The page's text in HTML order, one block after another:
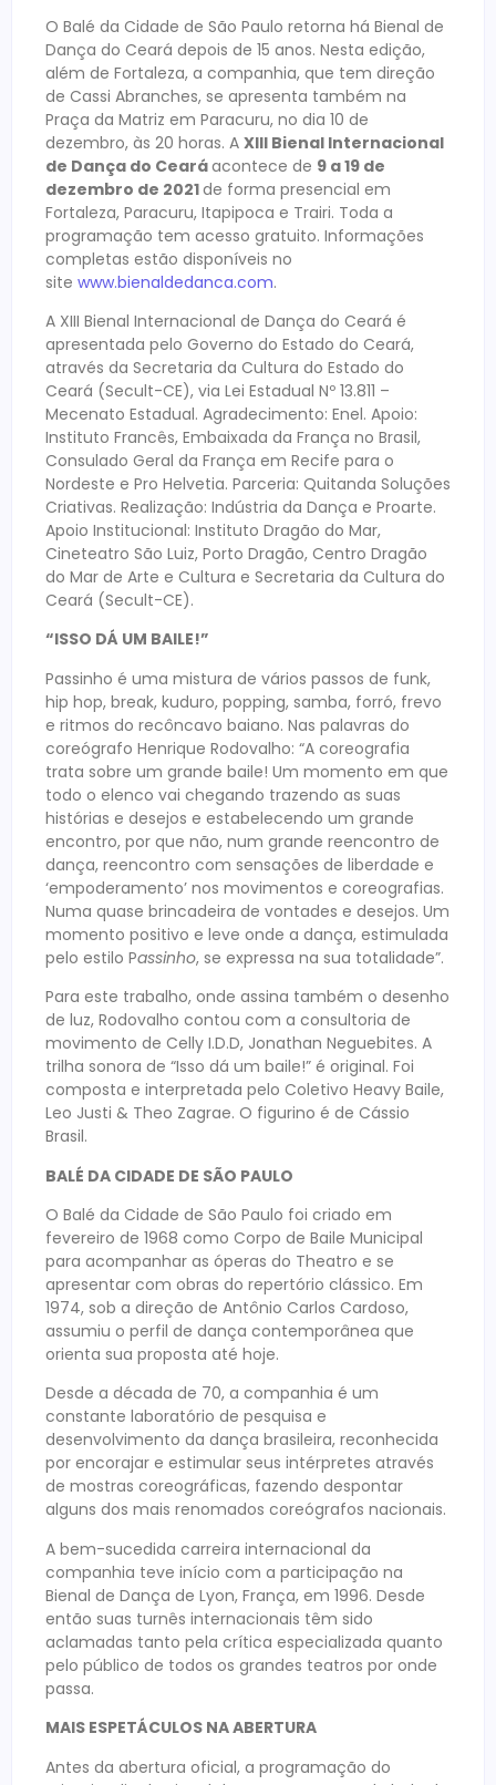
O Balé da Cidade de São Paulo retorna há Bienal de
Dança do Ceará depois de 15 anos. Nesta edição,
além de Fortaleza, a companhia, que tem direção
de Cassi Abranches, se apresenta também na
Praça da Matriz em Paracuru, no dia 10 de
dezembro, às 20 horas. A XIII Bienal Internacional
de Dança do Cearáacontece de 9 a 19 de
dezembro de 2021de forma presencial em
Fortaleza, Paracuru, Itapipoca e Trairi. Toda a
programação tem acesso gratuito. Informações
completas estão disponíveis no
site www.bienaldedanca.com.
A XIII Bienal Internacional de Dança do Ceará é
apresentada pelo Governo do Estado do Ceará,
através da Secretaria da Cultura do Estado do
Ceará (Secult-CE), via Lei Estadual Nº 13.811 –
Mecenato Estadual. Agradecimento: Enel. Apoio:
Instituto Francês, Embaixada da França no Brasil,
Consulado Geral da França em Recife para o
Nordeste e Pro Helvetia. Parceria: Quitanda Soluções
Criativas. Realização: Indústria da Dança e Proarte.
Apoio Institucional: Instituto Dragão do Mar,
Cineteatro São Luiz, Porto Dragão, Centro Dragão
do Mar de Arte e Cultura e Secretaria da Cultura do
Ceará (Secult-CE).
“ISSO DÁ UM BAILE!”
Passinho é uma mistura de vários passos de funk,
hip hop, break, kuduro, popping, samba, forró, frevo
e ritmos do recôncavo baiano. Nas palavras do
coreógrafo Henrique Rodovalho: “A coreografia
trata sobre um grande baile! Um momento em que
todo o elenco vai chegando trazendo as suas
histórias e desejos e estabelecendo um grande
encontro, por que não, num grande reencontro de
dança, reencontro com sensações de liberdade e
‘empoderamento’ nos movimentos e coreografias.
Numa quase brincadeira de vontades e desejos. Um
momento positivo e leve onde a dança, estimulada
pelo estilo Passinho, se expressa na sua totalidade”.
Para este trabalho, onde assina também o desenho
de luz, Rodovalho contou com a consultoria de
movimento de Celly I.D.D, Jonathan Neguebites. A
trilha sonora de “Isso dá um baile!” é original. Foi
composta e interpretada pelo Coletivo Heavy Baile,
Leo Justi & Theo Zagrae. O figurino é de Cássio
Brasil.
BALÉ DA CIDADE DE SÃO PAULO
O Balé da Cidade de São Paulo foi criado em
fevereiro de 1968 como Corpo de Baile Municipal
para acompanhar as óperas do Theatro e se
apresentar com obras do repertório clássico. Em
1974, sob a direção de Antônio Carlos Cardoso,
assumiu o perfil de dança contemporânea que
orienta sua proposta até hoje.
Desde a década de 70, a companhia é um
constante laboratório de pesquisa e
desenvolvimento da dança brasileira, reconhecida
por encorajar e estimular seus intérpretes através
de mostras coreográficas, fazendo despontar
alguns dos mais renomados coreógrafos nacionais.
A bem-sucedida carreira internacional da
companhia teve início com a participação na
Bienal de Dança de Lyon, França, em 1996. Desde
então suas turnês internacionais têm sido
aclamadas tanto pela crítica especializada quanto
pelo público de todos os grandes teatros por onde
passa.
MAIS ESPETÁCULOS NA ABERTURA
Antes da abertura oficial, a programação do